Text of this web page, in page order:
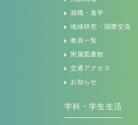
就職・進学
地域研究・国際交流
教員一覧
附属図書館
交通アクセス
お知らせ
学科・学生生活